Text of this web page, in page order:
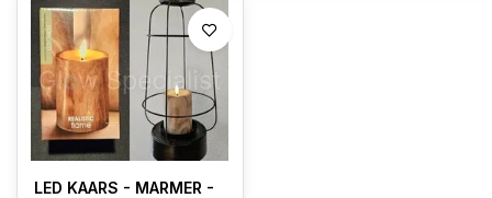
LED KAARS - MARMER -